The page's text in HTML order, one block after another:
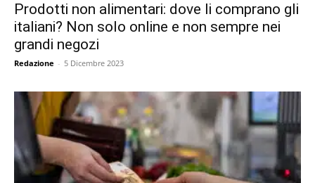
Prodotti non alimentari: dove li comprano gli
italiani? Non solo online e non sempre nei
grandi negozi
Redazione - 5 Dicembre 2023